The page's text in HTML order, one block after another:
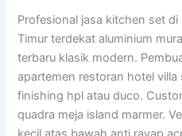
Profesional jasa kitchen set
Timur terdekat aluminium
terbaru klasik modern.
apartemen restoran hotel
finishing hpl atau duco.
quadra meja island marmer.